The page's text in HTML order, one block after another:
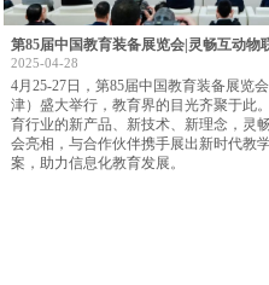
第85届中国教育装备展览会|灵畅互动物
2025-04-28
4月25-27日，第85届中国教育装备展览
津）盛大举行，教育界的目光齐聚于此
育行业的新产品、新技术、新理念，灵
会亮相，与合作伙伴携手展出新时代教
案，助力信息化教育发展。